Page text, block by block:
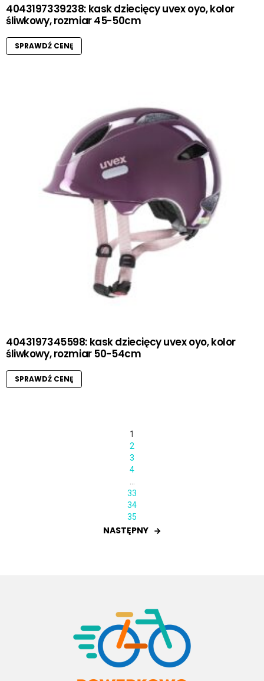
4043197339238: kask dziecięcy uvex oyo, kolor
śliwkowy, rozmiar 45-50cm
SPRAWDŹ CENĘ
4043197345598: kask dziecięcy uvex oyo, kolor
śliwkowy, rozmiar 50-54cm
SPRAWDŹ CENĘ
1
2
3
4
33
34
35
NASTĘPNY